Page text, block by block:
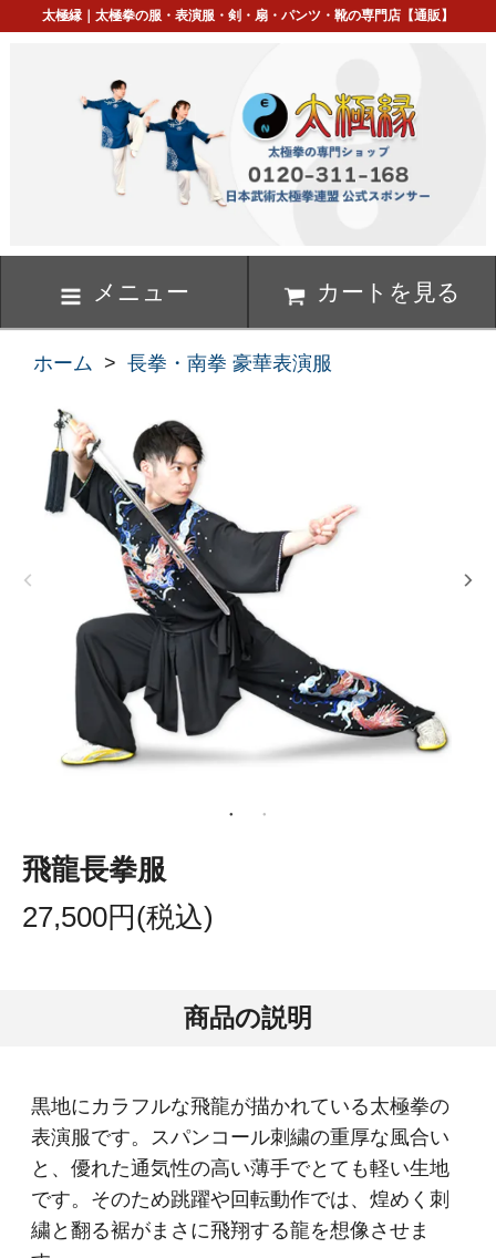
太極縁｜太極拳の服・表演服・剣・扇・パンツ・靴の専門店【通販】
メニュー カートを見る
ホーム > 長拳・南拳 豪華表演服
飛龍長拳服
27,500円(税込)
商品の説明
黒地にカラフルな飛龍が描かれている太極拳の
表演服です。スパンコール刺繍の重厚な風合い
と、優れた通気性の高い薄手でとても軽い生地
です。そのため跳躍や回転動作では、煌めく刺
繍と翻る裾がまさに飛翔する龍を想像させま